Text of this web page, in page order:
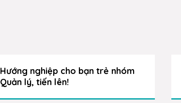
Hướng nghiệp cho bạn trẻ nhóm
Quản lý, tiến lên!